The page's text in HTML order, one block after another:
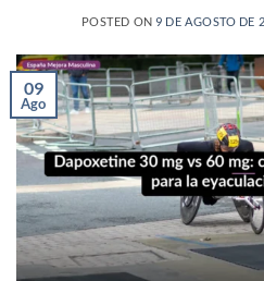
POSTED ON9 DE AGOSTO DE
09
Ago